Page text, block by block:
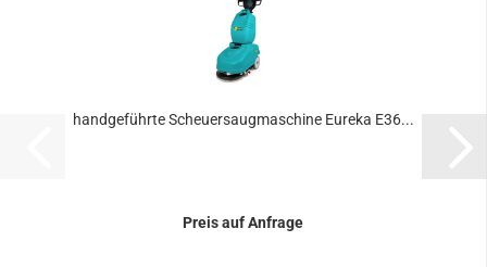
handgeführte Scheuersaugmaschine Eureka E36...
Preis auf Anfrage